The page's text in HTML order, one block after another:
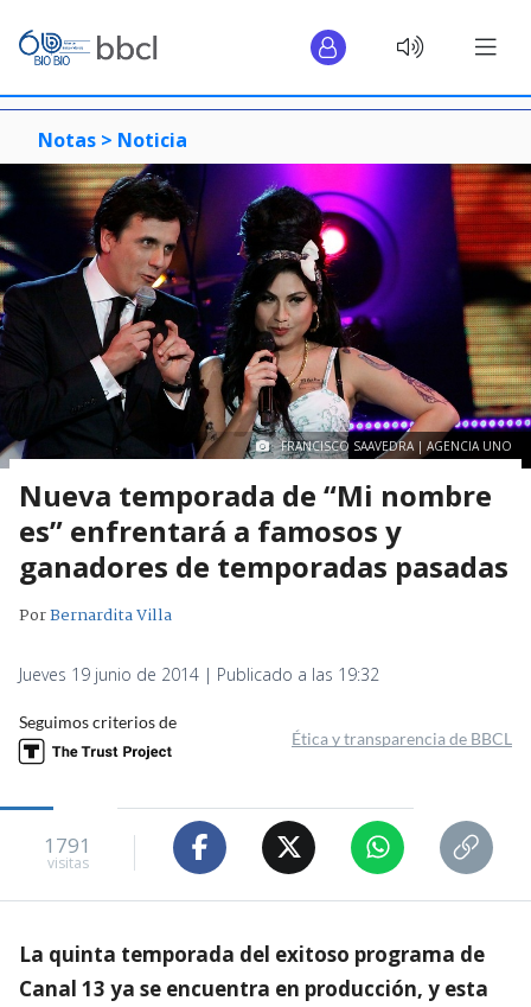
Notas > Noticia
FRANCISCO SAAVEDRA | AGENCIA UNO
Nueva temporada de “Mi nombre
es” enfrentará a famosos y
ganadores de temporadas pasadas
PorBernardita Villa
Jueves 19 junio de 2014 | Publicado a las 19:32
Seguimos criterios de
Ética y transparencia de BBCL
1791
visitas
La quinta temporada del exitoso programa de
Canal 13 ya se encuentra en producción, y esta